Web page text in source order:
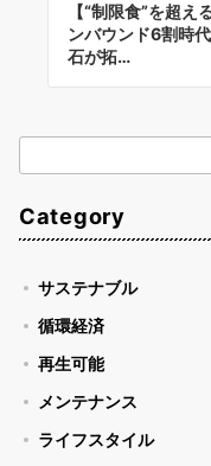
【“制限食”を超え
ンバウンド6割時
石が拓…
索
Category
サステナブル
循環経済
再生可能
メンテナンス
ライフスタイル